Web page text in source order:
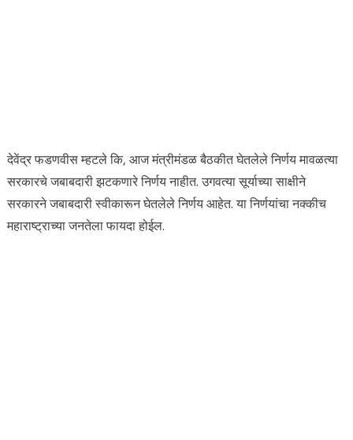
देवेंद्र फडणवीस म्हटले कि, आज मंत्रीमंडळ बैठकीत घेतलेले निर्णय मावळत्या
सरकारचे जबाबदारी झटकणारे निर्णय नाहीत. उगवत्या सूर्याच्या साक्षीने
सरकारने जबाबदारी स्वीकारून घेतलेले निर्णय आहेत. या निर्णयांचा नक्कीच
महाराष्ट्राच्या जनतेला फायदा होईल.